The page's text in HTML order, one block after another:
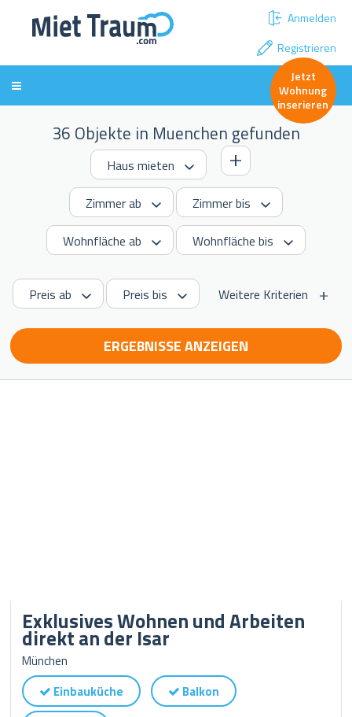
Anmelden
Registrieren
Jetzt
Wohnung
inserieren
36 Objekte in Muenchen gefunden
Weitere Kriterien
ERGEBNISSE ANZEIGEN
Exklusives Wohnen und Arbeiten
direkt an der Isar
München
Einbauküche
Balkon